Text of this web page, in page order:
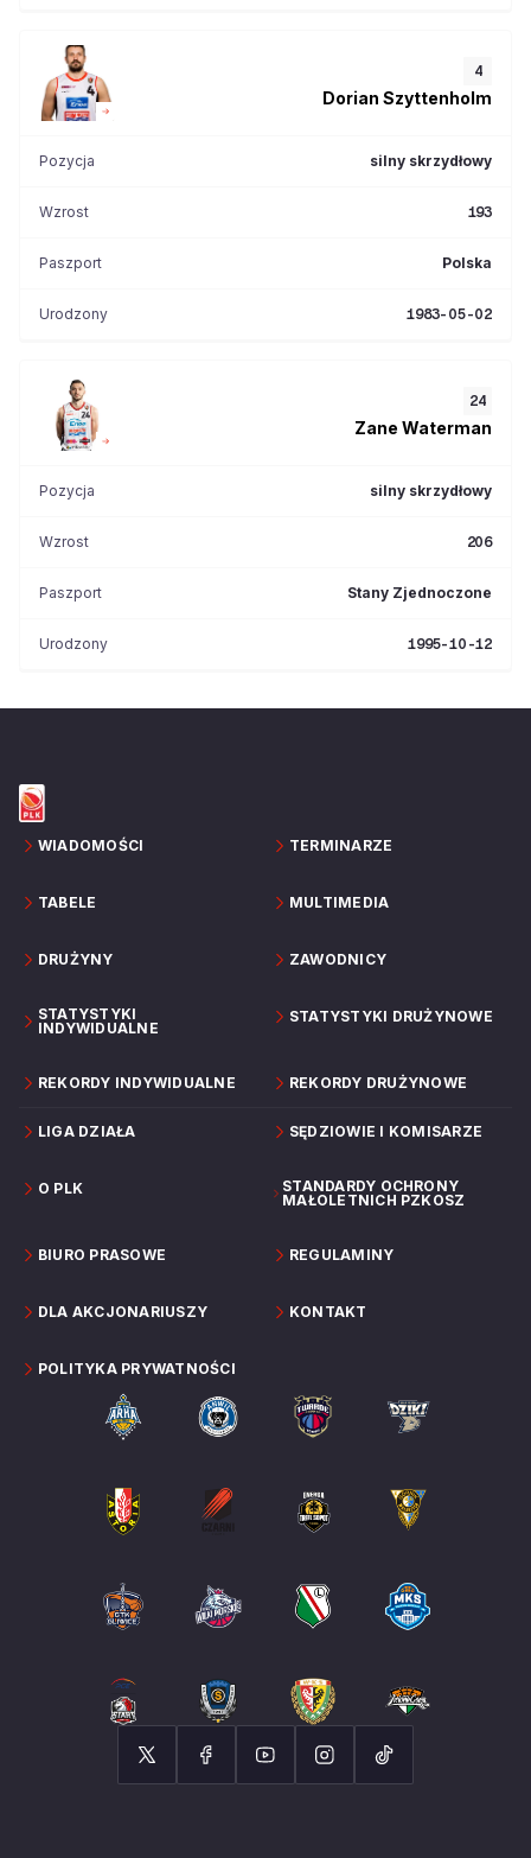
4
Dorian Szyttenholm
Pozycja silny skrzydłowy
Wzrost 193
Paszport Polska
Urodzony 1983-05-02
24
Zane Waterman
Pozycja silny skrzydłowy
Wzrost 206
Paszport Stany Zjednoczone
Urodzony 1995-10-12
WIADOMOŚCI TERMINARZE
TABELE MULTIMEDIA
DRUŻYNY ZAWODNICY
STATYSTYKI
INDYWIDUALNE
STATYSTYKI DRUŻYNOWE
REKORDY INDYWIDUALNE REKORDY DRUŻYNOWE
LIGA DZIAŁA SĘDZIOWIE I KOMISARZE
O PLK
STANDARDY OCHRONY
MAŁOLETNICH PZKOSZ
BIURO PRASOWE REGULAMINY
DLA AKCJONARIUSZY KONTAKT
POLITYKA PRYWATNOŚCI